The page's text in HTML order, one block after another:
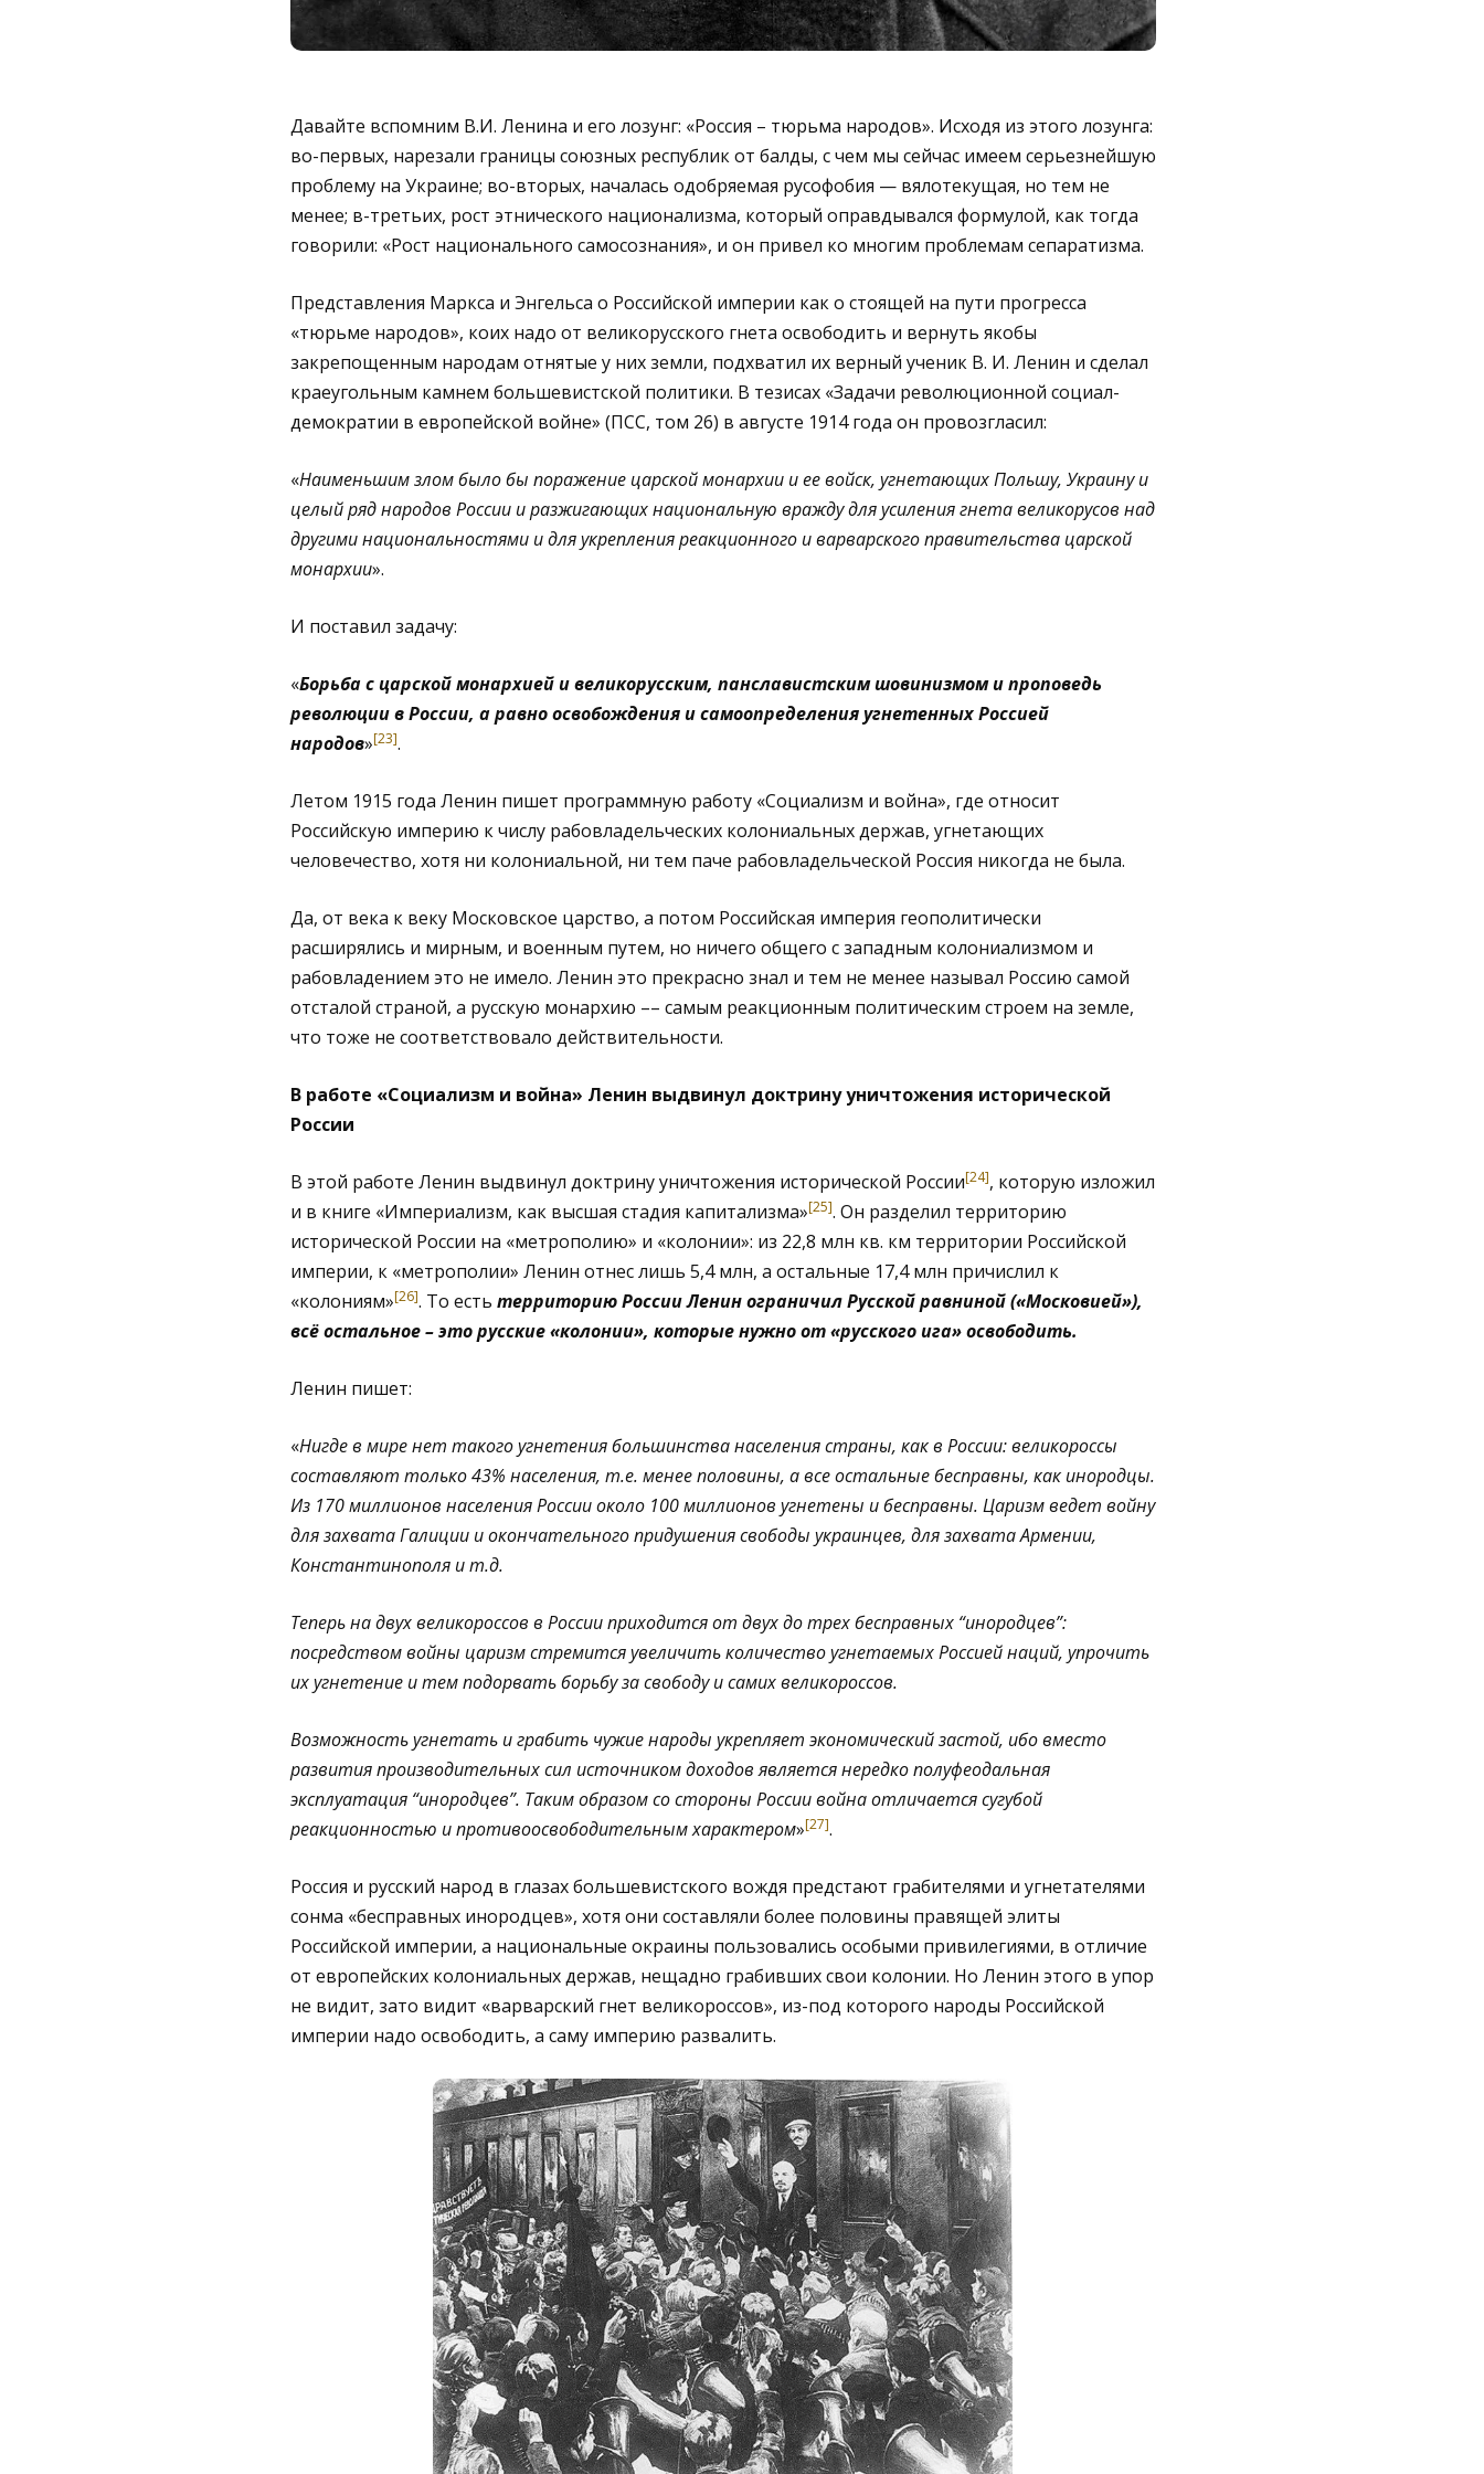
Давайте вспомним В.И. Ленина и его лозунг: «Россия – тюрьма народов». Исходя из этого лозунга:
во-первых, нарезали границы союзных республик от балды, с чем мы сейчас имеем серьезнейшую
проблему на Украине; во-вторых, началась одобряемая русофобия — вялотекущая, но тем не
менее; в-третьих, рост этнического национализма, который оправдывался формулой, как тогда
говорили: «Рост национального самосознания», и он привел ко многим проблемам сепаратизма.
Представления Маркса и Энгельса о Российской империи как о стоящей на пути прогресса
«тюрьме народов», коих надо от великорусского гнета освободить и вернуть якобы
закрепощенным народам отнятые у них земли, подхватил их верный ученик В. И. Ленин и сделал
краеугольным камнем большевистской политики. В тезисах «Задачи революционной социал-
демократии в европейской войне» (ПСС, том 26) в августе 1914 года он провозгласил:
«Наименьшим злом было бы поражение царской монархии и ее войск, угнетающих Польшу, Украину и
целый ряд народов России и разжигающих национальную вражду для усиления гнета великорусов над
другими национальностями и для укрепления реакционного и варварского правительства царской
монархии».
И поставил задачу:
«Борьба с царской монархией и великорусским, панславистским шовинизмом и проповедь
революции в России, а равно освобождения и самоопределения угнетенных Россией
народов»[23].
Летом 1915 года Ленин пишет программную работу «Социализм и война», где относит
Российскую империю к числу рабовладельческих колониальных держав, угнетающих
человечество, хотя ни колониальной, ни тем паче рабовладельческой Россия никогда не была.
Да, от века к веку Московское царство, а потом Российская империя геополитически
расширялись и мирным, и военным путем, но ничего общего с западным колониализмом и
рабовладением это не имело. Ленин это прекрасно знал и тем не менее называл Россию самой
отсталой страной, а русскую монархию –– самым реакционным политическим строем на земле,
что тоже не соответствовало действительности.
В работе «Социализм и война» Ленин выдвинул доктрину уничтожения исторической
России
В этой работе Ленин выдвинул доктрину уничтожения исторической России[24], которую изложил
и в книге «Империализм, как высшая стадия капитализма»[25]. Он разделил территорию
исторической России на «метрополию» и «колонии»: из 22,8 млн кв. км территории Российской
империи, к «метрополии» Ленин отнес лишь 5,4 млн, а остальные 17,4 млн причислил к
«колониям»[26]. То есть территорию России Ленин ограничил Русской равниной («Московией»),
всё остальное – это русские «колонии», которые нужно от «русского ига» освободить.
Ленин пишет:
«Нигде в мире нет такого угнетения большинства населения страны, как в России: великороссы
составляют только 43% населения, т.е. менее половины, а все остальные бесправны, как инородцы.
Из 170 миллионов населения России около 100 миллионов угнетены и бесправны. Царизм ведет войну
для захвата Галиции и окончательного придушения свободы украинцев, для захвата Армении,
Константинополя и т.д.
Теперь на двух великороссов в России приходится от двух до трех бесправных “инородцев”:
посредством войны царизм стремится увеличить количество угнетаемых Россией наций, упрочить
их угнетение и тем подорвать борьбу за свободу и самих великороссов.
Возможность угнетать и грабить чужие народы укрепляет экономический застой, ибо вместо
развития производительных сил источником доходов является нередко полуфеодальная
эксплуатация “инородцев”. Таким образом со стороны России война отличается сугубой
реакционностью и противоосвободительным характером»[27].
Россия и русский народ в глазах большевистского вождя предстают грабителями и угнетателями
сонма «бесправных инородцев», хотя они составляли более половины правящей элиты
Российской империи, а национальные окраины пользовались особыми привилегиями, в отличие
от европейских колониальных держав, нещадно грабивших свои колонии. Но Ленин этого в упор
не видит, зато видит «варварский гнет великороссов», из-под которого народы Российской
империи надо освободить, а саму империю развалить.